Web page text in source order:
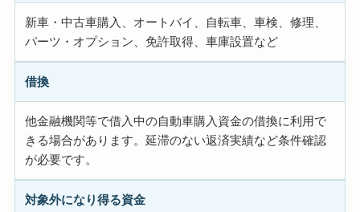
新車・中古車購入、オートバイ、自転車、車検、修理、
パーツ・オプション、免許取得、車庫設置など
借換
他金融機関等で借入中の自動車購入資金の借換に利用で
きる場合があります。延滞のない返済実績など条件確認
が必要です。
対象外になり得る資金